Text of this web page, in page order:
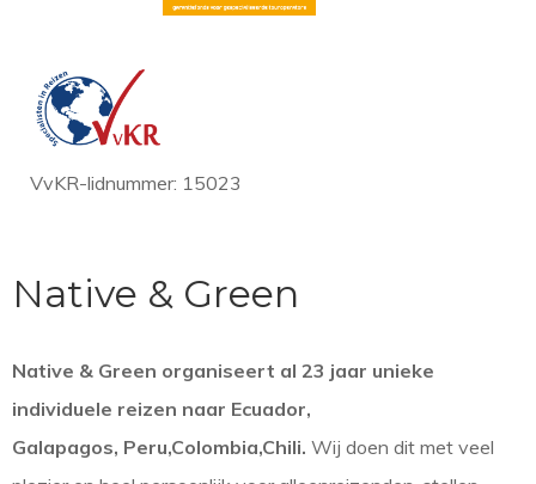
VvKR-lidnummer: 15023
Native & Green
Native & Green organiseert al 23 jaar unieke
individuele reizen naar Ecuador,
Galapagos, Peru,Colombia,Chili. Wij doen dit met veel